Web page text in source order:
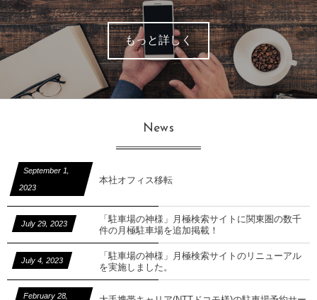
もっと詳しく
News
September 1,
2023
本社オフィス移転
July 29,2023
「駐車場の神様」月極検索サイトに関東圏の数千
件の月極駐車場を追加掲載！
July 4,2023
「駐車場の神様」月極検索サイトのリニューアル
を実施しました。
February 28,